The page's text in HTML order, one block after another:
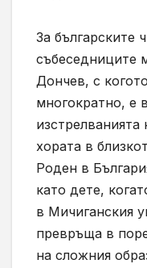
За българските
събеседниците
Дончев, с
многократно, е
изстрелванията
хората в
Роден в
като дете,
в Мичиганския
превръща в
на сложния